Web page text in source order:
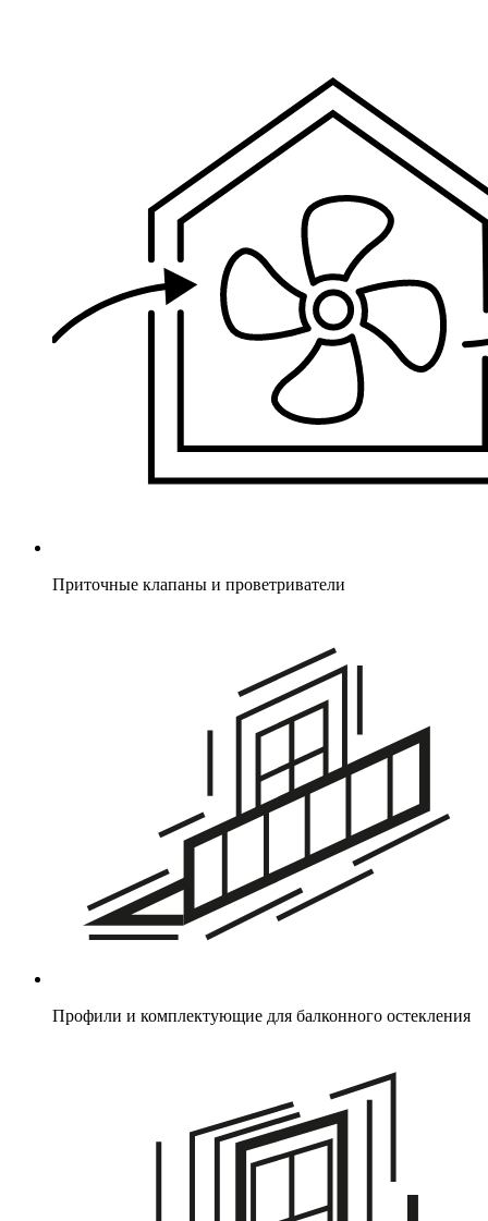
Приточные клапаны и проветриватели
Профили и комплектующие для балконного остекления